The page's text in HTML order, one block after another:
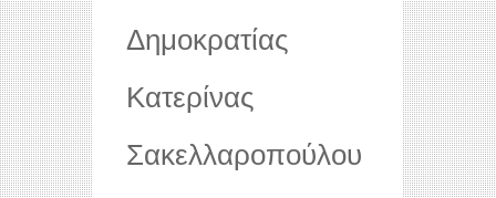
Δημοκρατίας
Κατερίνας
Σακελλαροπούλου